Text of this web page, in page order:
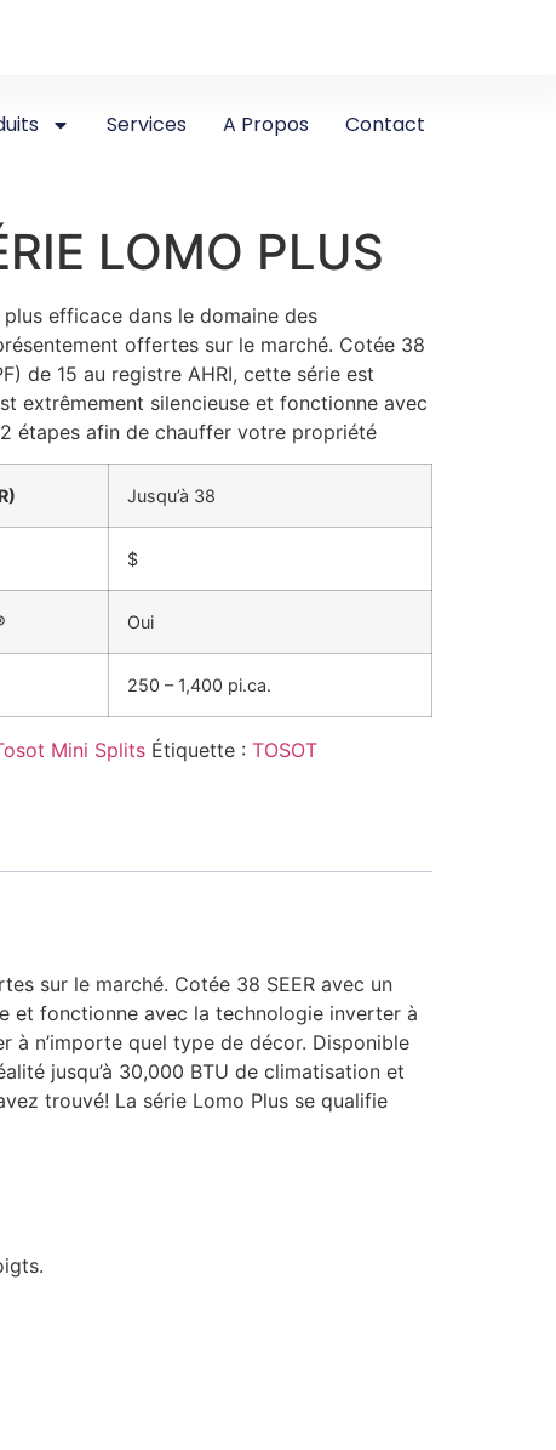
Services A Propos Contact
LOMO PLUS
efficace dans le domaine des
offertes sur le marché. Cotée 38
de 15 au registre AHRI, cette série est
extrêmement silencieuse et fonctionne avec
étapes afin de chauffer votre propriété
Jusqu’à 38
$
Oui
250 – 1,400 pi.ca.
Mini Splits Étiquette : TOSOT
sur le marché. Cotée 38 SEER avec un
et fonctionne avec la technologie inverter à
à n’importe quel type de décor. Disponible
jusqu’à 30,000 BTU de climatisation et
trouvé! La série Lomo Plus se qualifie